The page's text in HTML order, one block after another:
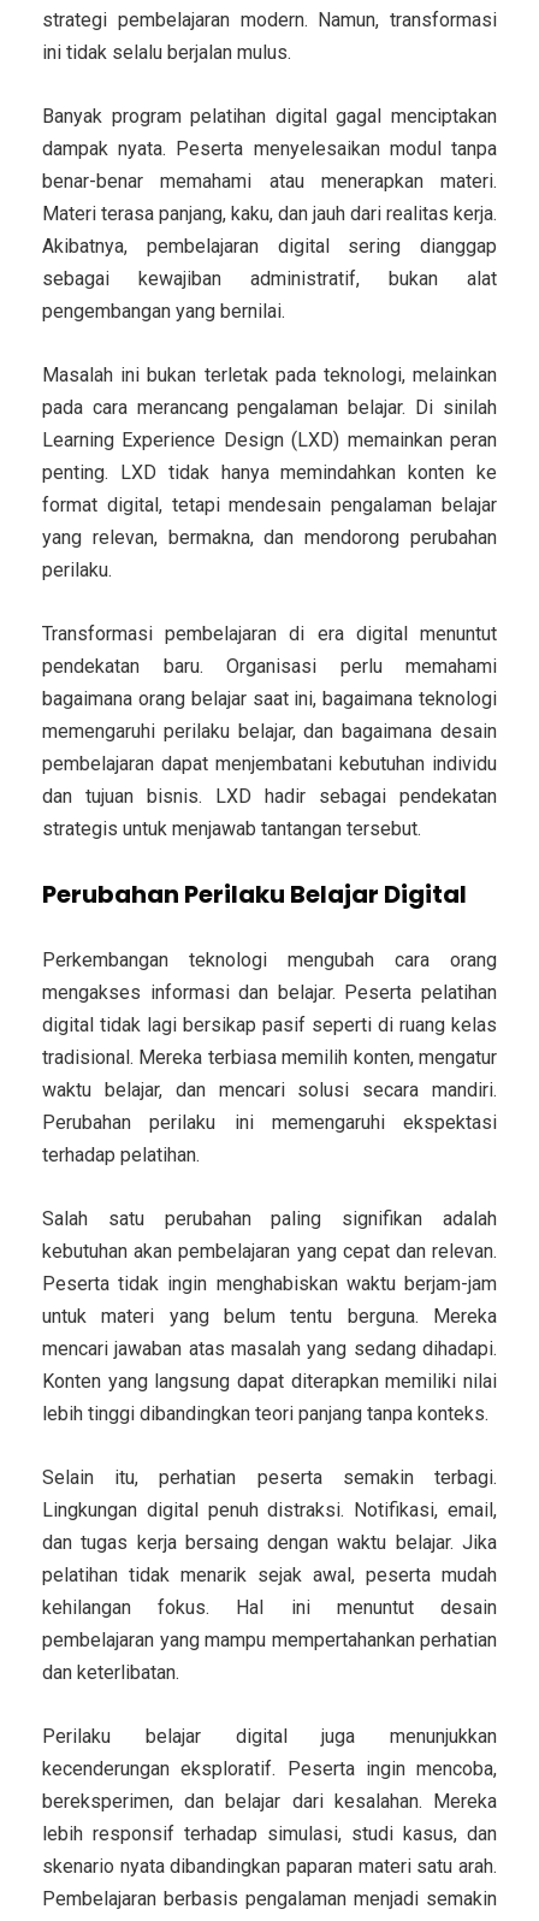
strategi pembelajaran modern. Namun, transformasi
ini tidak selalu berjalan mulus.
Banyak program pelatihan digital gagal menciptakan
dampak nyata. Peserta menyelesaikan modul tanpa
benar-benar memahami atau menerapkan materi.
Materi terasa panjang, kaku, dan jauh dari realitas kerja.
Akibatnya, pembelajaran digital sering dianggap
sebagai kewajiban administratif, bukan alat
pengembangan yang bernilai.
Masalah ini bukan terletak pada teknologi, melainkan
pada cara merancang pengalaman belajar. Di sinilah
Learning Experience Design (LXD) memainkan peran
penting. LXD tidak hanya memindahkan konten ke
format digital, tetapi mendesain pengalaman belajar
yang relevan, bermakna, dan mendorong perubahan
perilaku.
Transformasi pembelajaran di era digital menuntut
pendekatan baru. Organisasi perlu memahami
bagaimana orang belajar saat ini, bagaimana teknologi
memengaruhi perilaku belajar, dan bagaimana desain
pembelajaran dapat menjembatani kebutuhan individu
dan tujuan bisnis. LXD hadir sebagai pendekatan
strategis untuk menjawab tantangan tersebut.
Perubahan Perilaku Belajar Digital
Perkembangan teknologi mengubah cara orang
mengakses informasi dan belajar. Peserta pelatihan
digital tidak lagi bersikap pasif seperti di ruang kelas
tradisional. Mereka terbiasa memilih konten, mengatur
waktu belajar, dan mencari solusi secara mandiri.
Perubahan perilaku ini memengaruhi ekspektasi
terhadap pelatihan.
Salah satu perubahan paling signifikan adalah
kebutuhan akan pembelajaran yang cepat dan relevan.
Peserta tidak ingin menghabiskan waktu berjam-jam
untuk materi yang belum tentu berguna. Mereka
mencari jawaban atas masalah yang sedang dihadapi.
Konten yang langsung dapat diterapkan memiliki nilai
lebih tinggi dibandingkan teori panjang tanpa konteks.
Selain itu, perhatian peserta semakin terbagi.
Lingkungan digital penuh distraksi. Notifikasi, email,
dan tugas kerja bersaing dengan waktu belajar. Jika
pelatihan tidak menarik sejak awal, peserta mudah
kehilangan fokus. Hal ini menuntut desain
pembelajaran yang mampu mempertahankan perhatian
dan keterlibatan.
Perilaku belajar digital juga menunjukkan
kecenderungan eksploratif. Peserta ingin mencoba,
bereksperimen, dan belajar dari kesalahan. Mereka
lebih responsif terhadap simulasi, studi kasus, dan
skenario nyata dibandingkan paparan materi satu arah.
Pembelajaran berbasis pengalaman menjadi semakin